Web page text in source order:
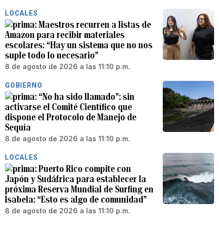
LOCALES
Maestros recurren a listas de
Amazon para recibir materiales
escolares: “Hay un sistema que no nos
suple todo lo necesario”
8 de agosto de 2026 a las 11:10 p.m.
GOBIERNO
“No ha sido llamado”: sin
activarse el Comité Científico que
dispone el Protocolo de Manejo de
Sequía
8 de agosto de 2026 a las 11:10 p.m.
LOCALES
Puerto Rico compite con
Japón y Sudáfrica para establecer la
próxima Reserva Mundial de Surfing en
Isabela: “Esto es algo de comunidad”
8 de agosto de 2026 a las 11:10 p.m.